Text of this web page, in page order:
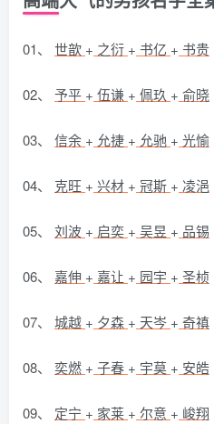
01、 世歆 + 之衍 + 书亿 + 书贵
02、 予平 + 伍谦 + 佩玖 + 俞晓
03、 信余 + 允捷 + 允驰 + 光愉
04、 克旺 + 兴材 + 冠斯 + 凌浥
05、 刘波 + 启奕 + 吴昱 + 品锡
06、 嘉伸 + 嘉让 + 园宇 + 圣桢
07、 城越 + 夕森 + 天岑 + 奇禛
08、 奕燃 + 子春 + 宇莫 + 安皓
09、 定宁 + 家莱 + 尔意 + 峻翔